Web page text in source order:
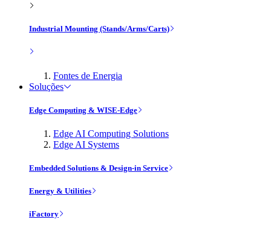
Industrial Mounting (Stands/Arms/Carts)
Fontes de Energia
Soluções
Edge Computing & WISE-Edge
Edge AI Computing Solutions
Edge AI Systems
Embedded Solutions & Design-in Service
Energy & Utilities
iFactory